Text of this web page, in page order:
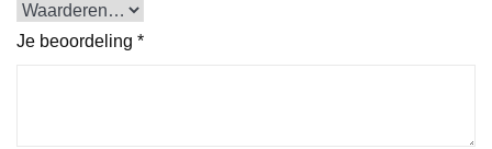
Je beoordeling *